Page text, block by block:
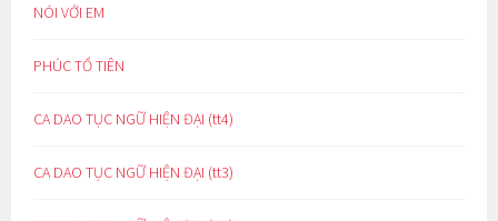
NÓI VỚI EM
PHÚC TỔ TIÊN
CA DAO TỤC NGỮ HIỆN ĐẠI (tt4)
CA DAO TỤC NGỮ HIỆN ĐẠI (tt3)